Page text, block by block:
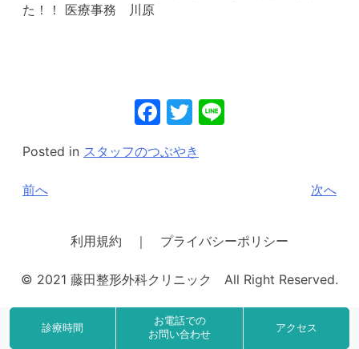
診療時間
お電話での
お問い合わせ
アクセス
た！！ 医療事務 川原
Facebook
Twitter
Posted in スタッフのつぶやき
投
ゲ
ー
シ
前へ 次へ
利用規約 ｜ プライバシーポリシー
© 2021 藤田整形外科クリニック All Right Reserved.